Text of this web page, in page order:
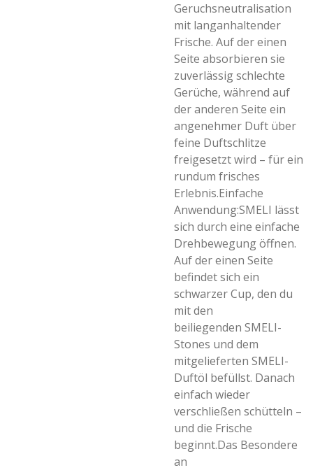
Geruchsneutralisation
mit langanhaltender
Frische. Auf der einen
Seite absorbieren sie
zuverlässig schlechte
Gerüche, während auf
der anderen Seite ein
angenehmer Duft über
feine Duftschlitze
freigesetzt wird – für ein
rundum frisches
Erlebnis.Einfache
Anwendung:SMELI lässt
sich durch eine einfache
Drehbewegung öffnen.
Auf der einen Seite
befindet sich ein
schwarzer Cup, den du
mit den
beiliegenden SMELI-
Stones und dem
mitgelieferten SMELI-
Duftöl befüllst. Danach
einfach wieder
verschließen schütteln –
und die Frische
beginnt.Das Besondere
an